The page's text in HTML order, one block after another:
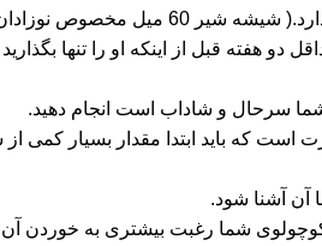
60 میل مخصوص نوزادان)
دو هفته قبل از اینکه او را تنها
شما سرحال و شاداب است انجام دهید.
است که باید ابتدا مقدار بسیار
آن آشنا شود.
شما رغبت بیشتری به خوردن آن